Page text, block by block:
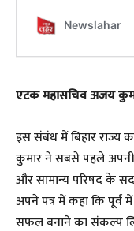
​एटक महासचिव अजय
​इस संबंध में बिहार राज्य
कुमार ने सबसे पहले अपनी
और सामान्य परिषद के
अपने पत्र में कहा कि
सफल बनाने का संकल्प